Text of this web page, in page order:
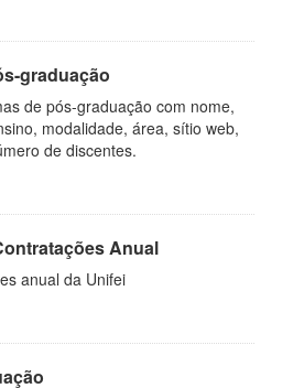
graduação
de pós-graduação com nome,
modalidade, área, sítio web,
de discentes.
Anual
anual da Unifei